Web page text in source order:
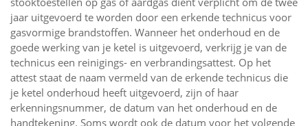
jaar uitgevoerd te worden door een erkende technicus voor
gasvormige brandstoffen. Wanneer het onderhoud en de
goede werking van je ketel is uitgevoerd, verkrijg je van de
technicus een reinigings- en verbrandingsattest. Op het
attest staat de naam vermeld van de erkende technicus die
je ketel onderhoud heeft uitgevoerd, zijn of haar
erkenningsnummer, de datum van het onderhoud en de
handtekening. Soms wordt ook de datum voor het volgende